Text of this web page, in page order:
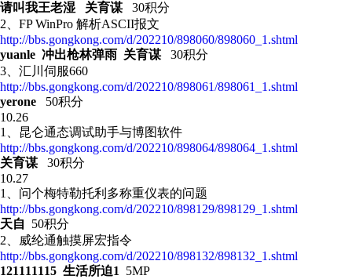
请叫我王老湿 关育谋30积分
2、FP WinPro 解析ASCII报文
http://bbs.gongkong.com/d/202210/898060/898060_1.shtml
yuanle 冲出枪林弹雨 关育谋30积分
3、汇川伺服660
http://bbs.gongkong.com/d/202210/898061/898061_1.shtml
yerone
50积分
10.26
1、昆仑通态调试助手与博图软件
http://bbs.gongkong.com/d/202210/898064/898064_1.shtml
关育谋30积分
10.27
1、 问个梅特勒托利多称重仪表的问题
http://bbs.gongkong.com/d/202210/898129/898129_1.shtml
天自
50积分
2、 威纶通触摸屏宏指令
http://bbs.gongkong.com/d/202210/898132/898132_1.shtml
121111115 生活所迫1
5MP